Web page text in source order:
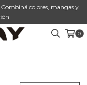
Combiná colores, mangas y
0